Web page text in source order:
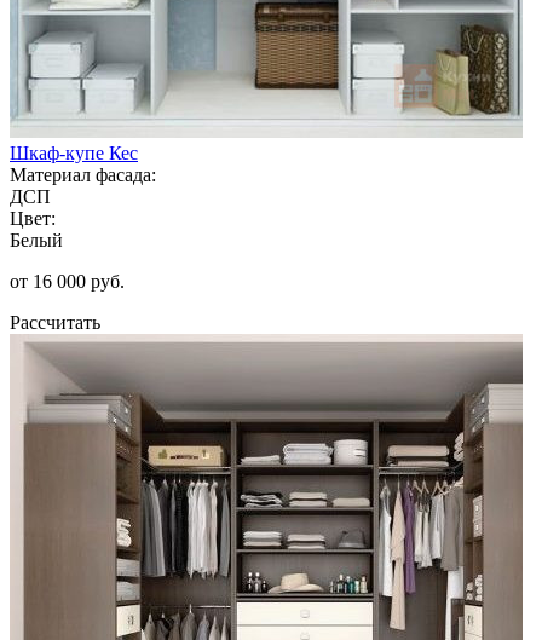
Шкаф-купе Кес
Материал фасада:
ДСП
Цвет:
Белый
от 16 000 руб.
Рассчитать